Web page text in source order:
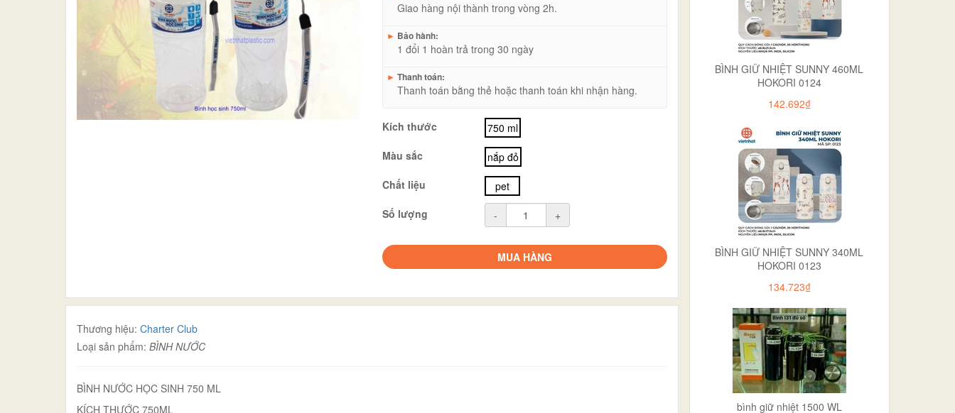
Giao hàng nội thành trong vòng 2h.
► Bảo hành:
1 đổi 1 hoàn trả trong 30 ngày
► Thanh toán:
Thanh toán bằng thẻ hoặc thanh toán khi nhận hàng.
Kích thước
750 ml
Màu sắc
nắp đỏ
Chất liệu
pet
Số lượng
- +
MUA HÀNG
Thương hiệu: Charter Club
Loại sản phẩm: BÌNH NƯỚC
BÌNH NƯỚC HỌC SINH 750 ML
KÍCH THƯỚC 750ML
BÌNH GIỮ NHIỆT SUNNY 460ML
HOKORI 0124
142.692₫
BÌNH GIỮ NHIỆT SUNNY 340ML
HOKORI 0123
134.723₫
bình giữ nhiệt 1500 WL